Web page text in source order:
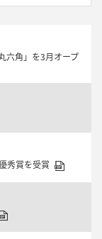
六角」を3月オープ
秀賞を受賞